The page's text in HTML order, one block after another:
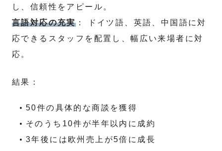
し、信頼性をアピール。
言語対応の充実： ドイツ語、英語、中国語に対
応できるスタッフを配置し、幅広い来場者に対
応。
結果：
50件の具体的な商談を獲得
そのうち10件が半年以内に成約
3年後には欧州売上が5倍に成長